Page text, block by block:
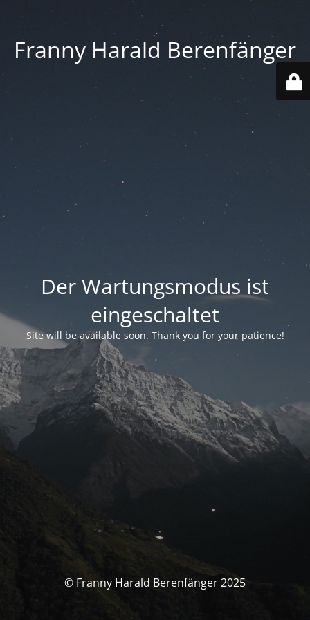
Franny Harald Berenfänger
Der Wartungsmodus ist
eingeschaltet
Site will be available soon. Thank you for your patience!
© Franny Harald Berenfänger 2025